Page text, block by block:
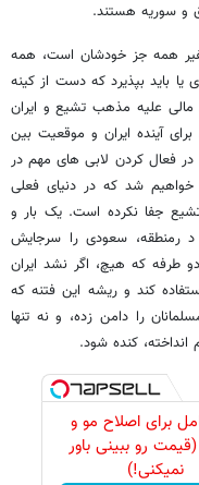
و سوریه هستند.
همه جز خودشان است، همه
باید بپذیرد که دست از کینه
مالی علیه مذهب تشیع و ایران
آینده ایران و موقعیت بین
در فعال کردن لابی های مهم در
خواهیم شد که در دنیای فعلی
جفا نکرده است. یک بار و
د رمنطقه، سعودی را سرجایش
طرفه که هیچ، اگر نشد ایران
کند و ریشه این فتنه که
را دامن زده، و نه تنها
کنده شود.
برای اصلاح مو و
رو ببینی باور
نمیکنی!)